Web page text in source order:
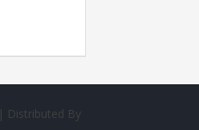
| Distributed By